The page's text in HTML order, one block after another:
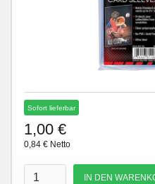
Sofort lieferbar
1,00 €
0,84 € Netto